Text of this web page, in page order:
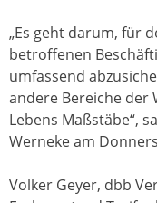
„Es geht darum, für
betroffenen
umfassend
andere Bereiche der
Lebens Maßstäbe“,
Werneke am
Volker Geyer, dbb